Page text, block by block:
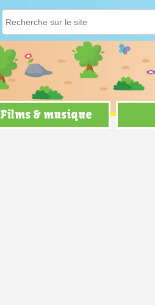
Films & musique